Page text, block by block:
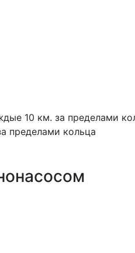
10 км. за пределами
пределами кольца